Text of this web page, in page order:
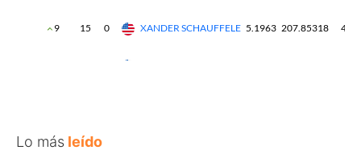
Lo más leído